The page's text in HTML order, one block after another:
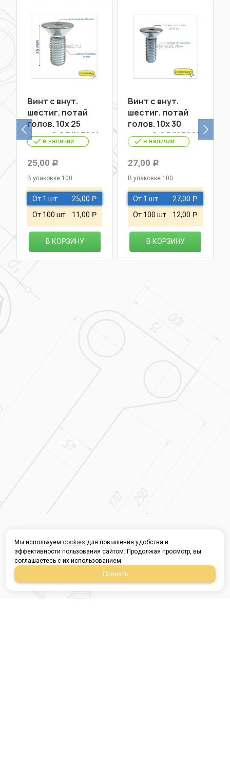
Винт с внут.
шестиг. потай
голов. 10х 25
кл.пр.8,8 DIN 7991
в наличии
25,00 Р
В упаковке 100
От 1 шт 25,00 Р
От 100 шт 11,00 Р
В КОРЗИНУ
Винт с внут.
шестиг. потай
голов. 10х 30
кл.пр.8,8 DIN 7991
в наличии
27,00 Р
В упаковке 100
От 1 шт 27,00 Р
От 100 шт 12,00 Р
В КОРЗИНУ
Мы используем cookies для повышения удобства и
эффективности пользования сайтом. Продолжая просмотр, вы
соглашаетесь с их использованием.
Принять